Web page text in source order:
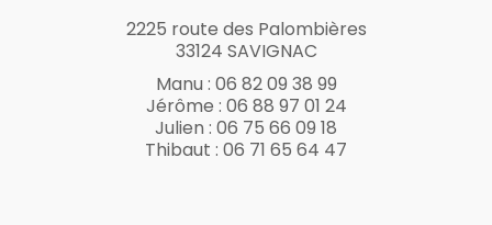
2225 route des Palombières
33124 SAVIGNAC
Manu : 06 82 09 38 99
Jérôme : 06 88 97 01 24
Julien : 06 75 66 09 18
Thibaut : 06 71 65 64 47